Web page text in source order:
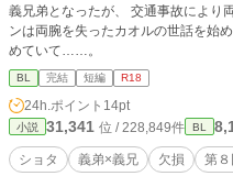
義兄弟となったが、 交通事故により
ンは両腕を失ったカオルの世話を始
めていて……。
BL 完結 短編 R18
24h.ポイント 14pt
小説 31,341 位 / 228,849件 BL
ショタ 義弟×義兄 欠損 第